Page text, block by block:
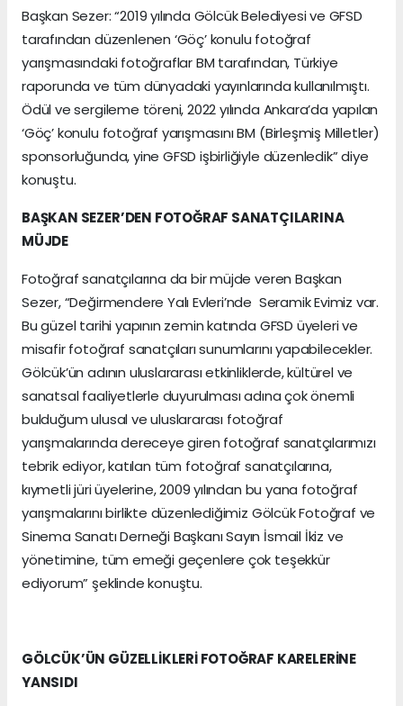
Başkan Sezer: “2019 yılında Gölcük Belediyesi ve GFSD
tarafından düzenlenen ‘Göç’ konulu fotoğraf
yarışmasındaki fotoğraflar BM tarafından, Türkiye
raporunda ve tüm dünyadaki yayınlarında kullanılmıştı.
Ödül ve sergileme töreni, 2022 yılında Ankara’da yapılan
‘Göç’ konulu fotoğraf yarışmasını BM (Birleşmiş Milletler)
sponsorluğunda, yine GFSD işbirliğiyle düzenledik” diye
konuştu.
BAŞKAN SEZER’DEN FOTOĞRAF SANATÇILARINA
MÜJDE
Fotoğraf sanatçılarına da bir müjde veren Başkan
Sezer, “Değirmendere Yalı Evleri’nde Seramik Evimiz var.
Bu güzel tarihi yapının zemin katında GFSD üyeleri ve
misafir fotoğraf sanatçıları sunumlarını yapabilecekler.
Gölcük’ün adının uluslararası etkinliklerde, kültürel ve
sanatsal faaliyetlerle duyurulması adına çok önemli
bulduğum ulusal ve uluslararası fotoğraf
yarışmalarında dereceye giren fotoğraf sanatçılarımızı
tebrik ediyor, katılan tüm fotoğraf sanatçılarına,
kıymetli jüri üyelerine, 2009 yılından bu yana fotoğraf
yarışmalarını birlikte düzenlediğimiz Gölcük Fotoğraf ve
Sinema Sanatı Derneği Başkanı Sayın İsmail İkiz ve
yönetimine, tüm emeği geçenlere çok teşekkür
ediyorum” şeklinde konuştu.
GÖLCÜK’ÜN GÜZELLİKLERİ FOTOĞRAF KARELERİNE
YANSIDI